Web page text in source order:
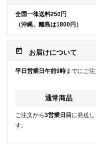
全国一律送料250円
（沖縄、離島は1800円）
today お届けについて
平日営業日午前9時までにご
通常商品
ご注文から3営業日目 に発送し
す。